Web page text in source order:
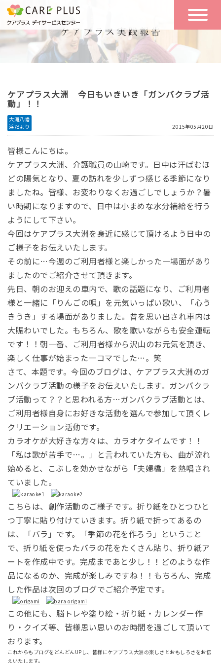
こんな方に
おすすめ
一日の流れ
一日体験
空き状況
リクルート
お問い合わせ
ケアプラス大洲 今日もいきいき「ガンバクラブ活
動」！！
大洲八幡
浜だより
2015年05月20日
皆様こんにちは。
ケアプラス大洲、介護職員の山崎です。 日中は汗ばむほ
どの陽気となり、夏の訪れを少しずつ感じる季節になり
ましたね。 皆様、お変わりなくお過ごしでしょうか？暑
い時期になりますので、日中は小まめな水分補給を行う
ようにして下さい。
今回はケアプラス大洲を身近に感じて頂けるよう 日中の
ご様子をお伝えいたします。
その前に…今週のご利用者様と楽しかった一場面があり
ましたのでご紹介させて頂きます。
先日、朝のお迎えの車内で、歌の話題になり、ご利用者
様と一緒に「りんごの唄」を元気いっぱい歌い、「心う
きうき」する場面がありました。昔を思い出され車内は
大賑わいでした。 もちろん、歌を歌いながらも安全運転
です！！朝一番、ご利用者様から沢山のお元気を頂き、
楽しく仕事が始まった一コマでした…。笑
さて、本題です。今回のブログは、ケアプラス大洲のガ
ンバクラブ活動の様子をお伝えいたします。ガンバクラ
ブ活動って？？と思われる方…ガンバクラブ活動とは、
ご利用者様自身にお好きな活動を選んで参加して頂くレ
クリエーション活動です。
カラオケが大好きな方々は、カラオケタイムです！！
「私は歌が苦手で…。」と言われていた方も、 曲が流れ
始めると、
こぶしを効かせながら「夫婦橋」を熱唱され
ていました。
こちらは、創作活動のご様子です。折り紙をひとつひと
つ丁寧に貼り付けていきます。折り紙で折ってあるの
は、「バラ」です。
「季節の花を作ろう」ということ
で、折り紙を使ったバラの花をたくさん貼り、折り紙ア
ートを作成中です。 完成まであと少し！！ どのような作
品になるのか、完成が楽しみですね！！もちろん、完成
した作品は次回のブログでご紹介予定です。
この他にも、脳トレや塗り絵・折り紙・カレンダー作
り・クイズ等、皆様思い思いのお時間を過ごして頂いて
おります。
これからもブログをどんどんUPし、皆様にケアプラス大洲の楽しさとおもしろさをお伝
えいたします。